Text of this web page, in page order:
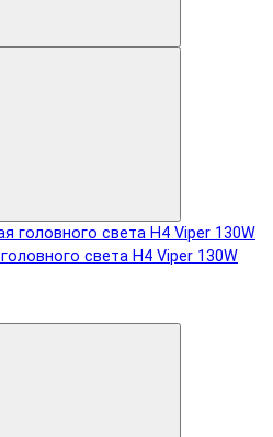
света H4 Viper 130W